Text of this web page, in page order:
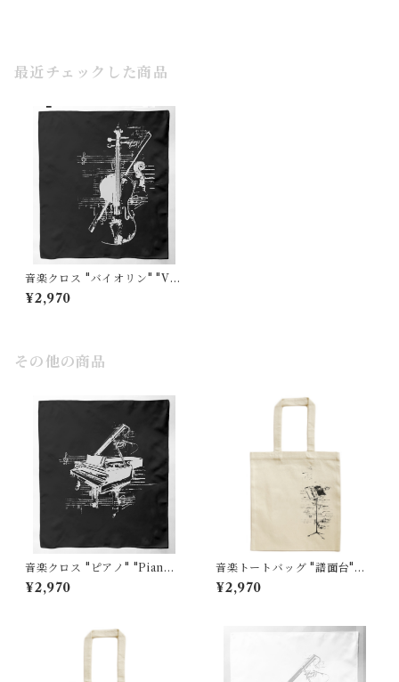
最近チェックした商品
音楽クロス "バイオリン" "Vio
lin"黒
¥2,970
その他の商品
音楽クロス "ピアノ" "Pian
o"黒
¥2,970
音楽トートバッグ "譜面台"
"Music Stand"大
¥2,970